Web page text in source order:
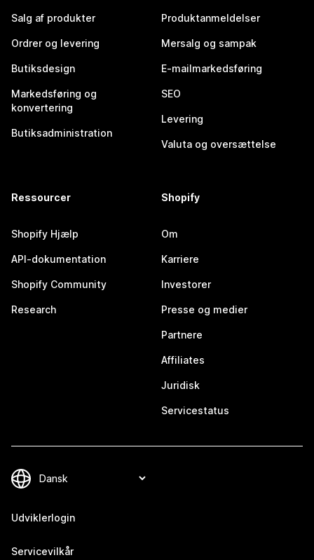
Salg af produkter
Ordrer og levering
Butiksdesign
Markedsføring og
konvertering
Butiksadministration
Produktanmeldelser
Mersalg og sampak
E-mailmarkedsføring
SEO
Levering
Valuta og oversættelse
Ressourcer
Shopify Hjælp
API-dokumentation
Shopify Community
Research
Shopify
Om
Karriere
Investorer
Presse og medier
Partnere
Affiliates
Juridisk
Servicestatus
Udviklerlogin
Servicevilkår